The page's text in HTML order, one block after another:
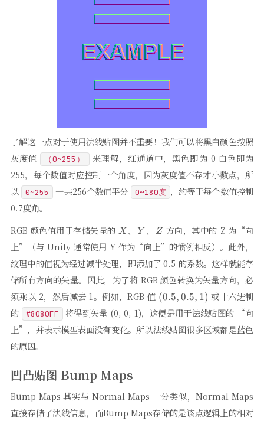
了解这一点对于使用法线贴图并不重要！我们可以将黑白颜色按照
灰度值
（0~255）
来理解，红通道中，黑色即为 0 白色即为
255，每个数值对应控制一个角度，因为灰度值不存才小数点，所
以 0~255 一共256个数值平分 0~180度 ，约等于每个数值控制
0.7度角。
RGB 颜色值用于存储矢量的 X、
Y、
Z
X 、Y 、 Z 方向，其中的 Z 为“向
上”（与 Unity 通常使用 Y 作为“向上”的惯例相反）。此外，
纹理中的值视为经过减半处理，即添加了 0.5 的系数。这样就能存
储所有方向的矢量。因此，为了将 RGB 颜色转换为矢量方向，必
须乘以 2，然后减去 1。例如，RGB 值 (0.5,
0.5,
1)
(0.5,0.5, 1) 或十六进制
的
#8080FF 将得到矢量 (0, 0, 1)，这便是用于法线贴图的 “向
上”，并表示模型表面没有变化。所以法线贴图很多区域都是蓝色
的原因。
凹凸贴图 Bump Maps
Bump Maps 其实与 Normal Maps 十分类似，Normal Maps
直接存储了法线信息，而Bump Maps存储的是该点逻辑上的相对